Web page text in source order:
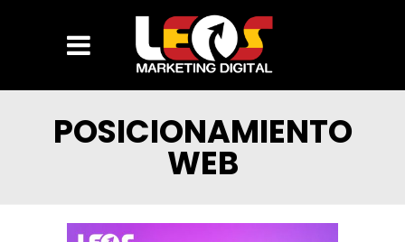
POSICIONAMIENTO
WEB